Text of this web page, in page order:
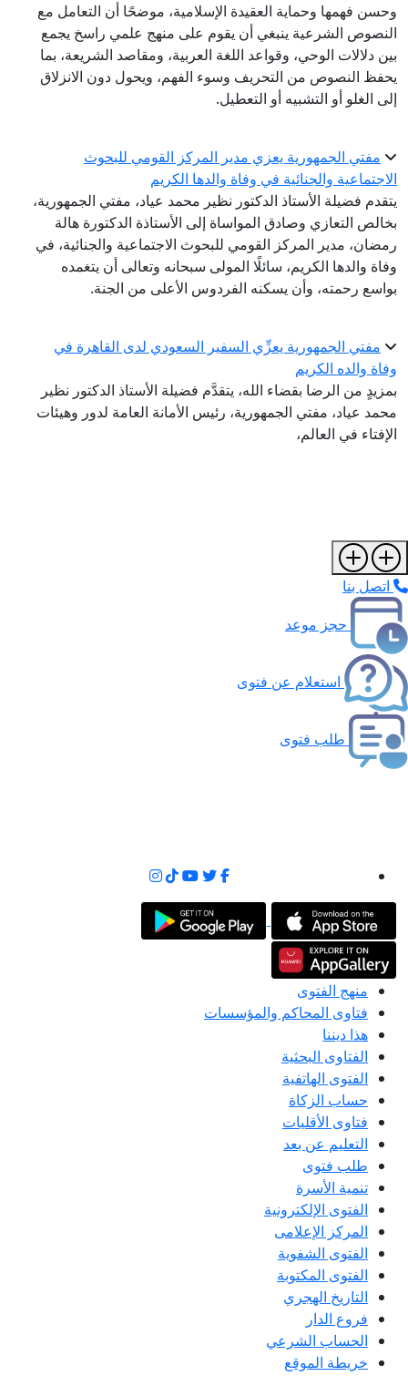
وحسن فهمها وحماية العقيدة الإسلامية، موضحًا أن التعامل مع
النصوص الشرعية ينبغي أن يقوم على منهج علمي راسخ يجمع
بين دلالات الوحي، وقواعد اللغة العربية، ومقاصد الشريعة، بما
يحفظ النصوص من التحريف وسوء الفهم، ويحول دون الانزلاق
إلى الغلو أو التشبيه أو التعطيل.
مفتي الجمهورية يعزي مدير المركز القومي للبحوث
الاجتماعية والجنائية في وفاة والدها الكريم
يتقدم فضيلة الأستاذ الدكتور نظير محمد عياد، مفتي الجمهورية،
بخالص التعازي وصادق المواساة إلى الأستاذة الدكتورة هالة
رمضان، مدير المركز القومي للبحوث الاجتماعية والجنائية، في
وفاة والدها الكريم، سائلًا المولى سبحانه وتعالى أن يتغمده
بواسع رحمته، وأن يسكنه الفردوس الأعلى من الجنة.
مفتي الجمهورية يعزِّي السفير السعودي لدى القاهرة في
وفاة والده الكريم
بمزيدٍ من الرضا بقضاء الله، يتقدَّم فضيلة الأستاذ الدكتور نظير
محمد عياد، مفتي الجمهورية، رئيس الأمانة العامة لدور وهيئات
الإفتاء في العالم،
اتصل بنا
حجز موعد
استعلام عن فتوى
طلب فتوى
منهج الفتوى
فتاوى المحاكم والمؤسسات
هذا ديننا
الفتاوى البحثية
الفتوى الهاتفية
حساب الزكاة
فتاوى الأقليات
التعليم عن بعد
طلب فتوى
تنمية الأسرة
الفتوى الإلكترونية
المركز الإعلامى
الفتوى الشفوية
الفتوى المكتوبة
التاريخ الهجري
فروع الدار
الحساب الشرعي
خريطة الموقع